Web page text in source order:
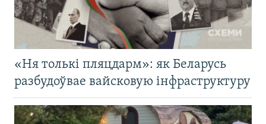
«Ня толькі пляцдарм»: як Беларусь
разбудоўвае вайсковую інфраструктуру